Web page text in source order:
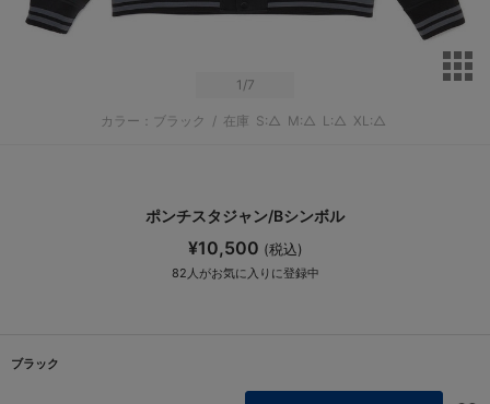
1 /7
カラー：ブラック / 在庫 S:△ M:△ L:△ XL:△
ポンチスタジャン/Bシンボル
¥10,500 (税込)
82 人がお気に入りに登録中
ブラック